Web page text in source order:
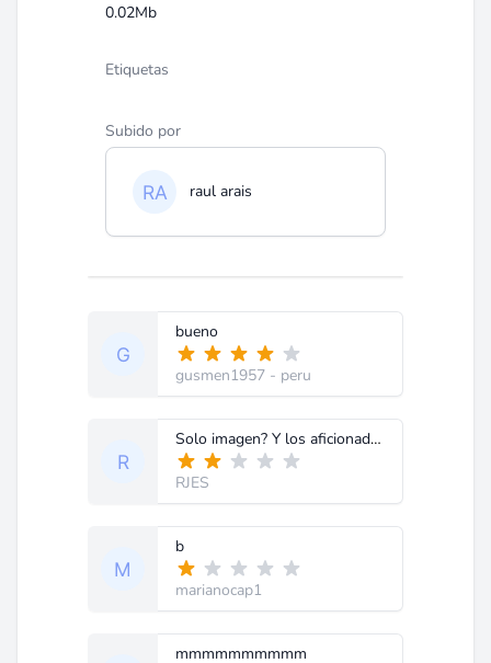
0.02Mb
Etiquetas
Subido por
raul arais
bueno
gusmen1957 - peru
Solo imagen? Y los aficionados que hacemos. Sin la receta no podemos hacer nada.
RJES
b
marianocap1
mmmmmmmmmm